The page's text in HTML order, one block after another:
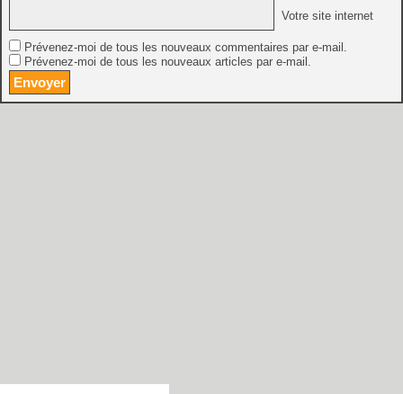
Votre site internet
Prévenez-moi de tous les nouveaux commentaires par e-mail.
Prévenez-moi de tous les nouveaux articles par e-mail.